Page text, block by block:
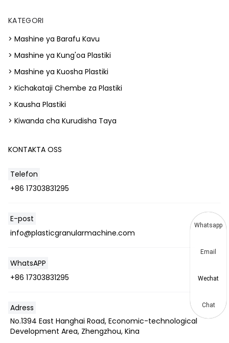
KATEGORI
> Mashine ya Barafu Kavu
> Mashine ya Kung'oa Plastiki
> Mashine ya Kuosha Plastiki
> Kichakataji Chembe za Plastiki
> Kausha Plastiki
> Kiwanda cha Kurudisha Taya
KONTAKTA OSS
Telefon
+86 17303831295
E-post
info@plasticgranularmachine.com
WhatsAPP
+86 17303831295
Adress
No.1394 East Hanghai Road, Economic-technological
Development Area, Zhengzhou, Kina
Whatsapp
Email
Wechat
Chat